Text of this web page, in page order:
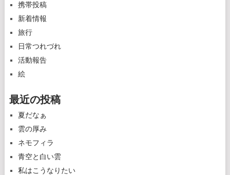
携帯投稿
新着情報
旅行
日常つれづれ
活動報告
絵
最近の投稿
夏だなぁ
雲の厚み
ネモフィラ
青空と白い雲
私はこうなりたい